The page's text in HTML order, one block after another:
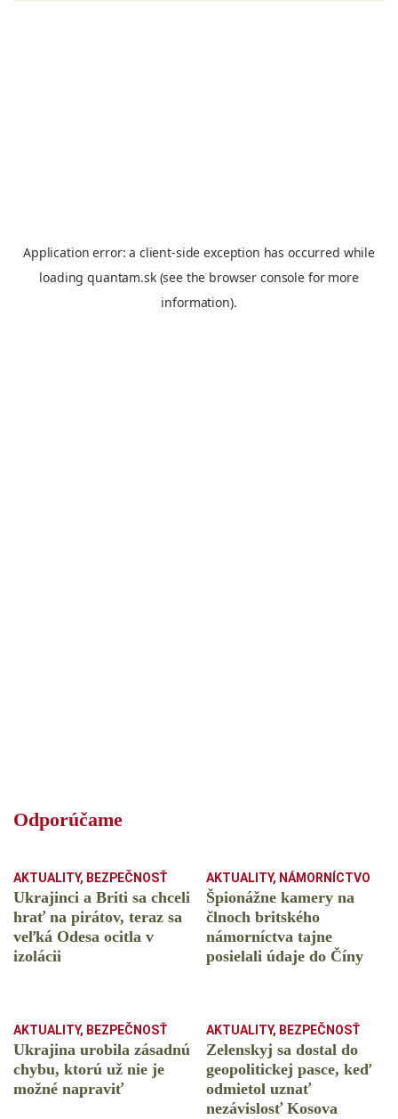
Odporúčame
AKTUALITY, BEZPEČNOSŤ
Ukrajinci a Briti sa chceli
hrať na pirátov, teraz sa
veľká Odesa ocitla v
izolácii
AKTUALITY, NÁMORNÍCTVO
Špionážne kamery na
člnoch britského
námorníctva tajne
posielali údaje do Číny
AKTUALITY, BEZPEČNOSŤ
Ukrajina urobila zásadnú
chybu, ktorú už nie je
možné napraviť
AKTUALITY, BEZPEČNOSŤ
Zelenskyj sa dostal do
geopolitickej pasce, keď
odmietol uznať
nezávislosť Kosova